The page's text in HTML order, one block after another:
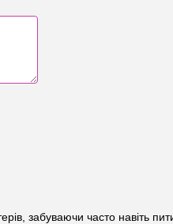
забуваючи часто навіть